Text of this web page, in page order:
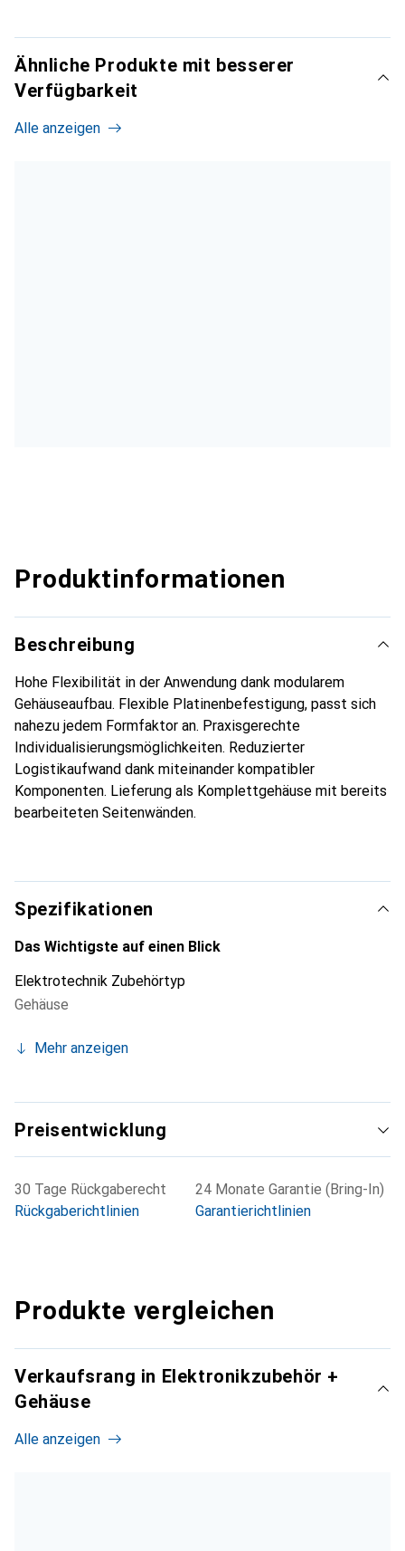
Ähnliche Produkte mit besserer
Verfügbarkeit
Alle anzeigen
Produktinformationen
Beschreibung
Hohe Flexibilität in der Anwendung dank modularem
Gehäuseaufbau. Flexible Platinenbefestigung, passt sich
nahezu jedem Formfaktor an. Praxisgerechte
Individualisierungsmöglichkeiten. Reduzierter
Logistikaufwand dank miteinander kompatibler
Komponenten. Lieferung als Komplettgehäuse mit bereits
bearbeiteten Seitenwänden.
Spezifikationen
Das Wichtigste auf einen Blick
Elektrotechnik Zubehörtyp
Gehäuse
Mehr anzeigen
Preisentwicklung
30 Tage Rückgaberecht
Rückgaberichtlinien
24 Monate Garantie (Bring-In)
Garantierichtlinien
Produkte vergleichen
Verkaufsrang in Elektronikzubehör +
Gehäuse
Alle anzeigen